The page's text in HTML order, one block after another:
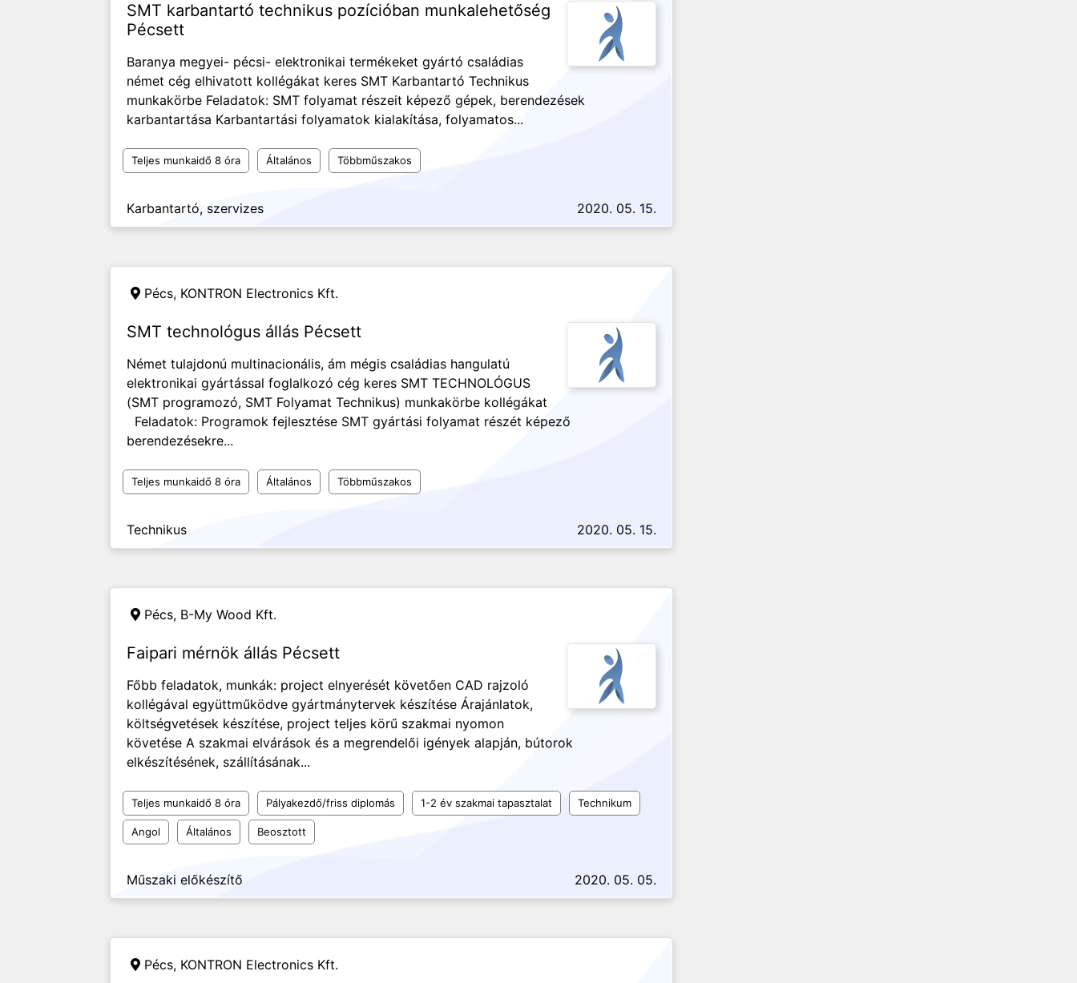
SMT karbantartó technikus pozícióban munkalehetőség
Pécsett
Baranya megyei- pécsi- elektronikai termékeket gyártó családias
német cég elhivatott kollégákat keres SMT Karbantartó Technikus
munkakörbe Feladatok: SMT folyamat részeit képező gépek, berendezések
karbantartása Karbantartási folyamatok kialakítása, folyamatos...
Teljes munkaidő 8 óra Általános Többműszakos
Karbantartó, szervizes 2020. 05. 15.
Pécs, KONTRON Electronics Kft.
SMT technológus állás Pécsett
Német tulajdonú multinacionális, ám mégis családias hangulatú
elektronikai gyártással foglalkozó cég keres SMT TECHNOLÓGUS
(SMT programozó, SMT Folyamat Technikus) munkakörbe kollégákat
Feladatok: Programok fejlesztése SMT gyártási folyamat részét képező
berendezésekre...
Teljes munkaidő 8 óra Általános Többműszakos
Technikus 2020. 05. 15.
Pécs, B-My Wood Kft.
Faipari mérnök állás Pécsett
Főbb feladatok, munkák: project elnyerését követően CAD rajzoló
kollégával együttműködve gyártmánytervek készítése Árajánlatok,
költségvetések készítése, project teljes körű szakmai nyomon
követése A szakmai elvárások és a megrendelői igények alapján, bútorok
elkészítésének, szállításának...
Teljes munkaidő 8 óra Pályakezdő/friss diplomás 1-2 év szakmai tapasztalat Technikum
Angol Általános Beosztott
Műszaki előkészítő 2020. 05. 05.
Pécs, KONTRON Electronics Kft.